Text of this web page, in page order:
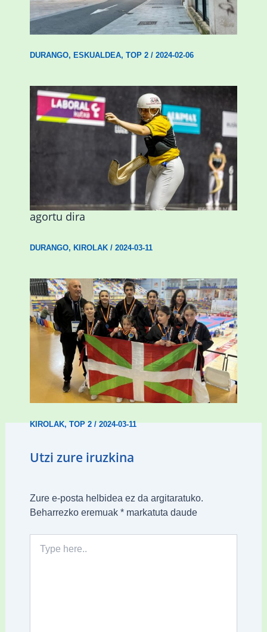
Udal etxebizitza tasatuei buruzko lehen
ordenantza izango du Durangok
DURANGO, ESKUALDEA, TOP 2/ 2024-02-06
Astelehenean Durangon jokatuko den
emakumezkoen zesta finaleko sarrerak
agortu dira
DURANGO, KIROLAK/ 2024-03-11
Wadokan garaile Espainiako txapelketan
14 dominarekin
KIROLAK,TOP 2/2024-03-11
Utzi zure iruzkina
Zure e-posta helbidea ez da argitaratuko.
Beharrezko eremuak *markatuta daude
here..